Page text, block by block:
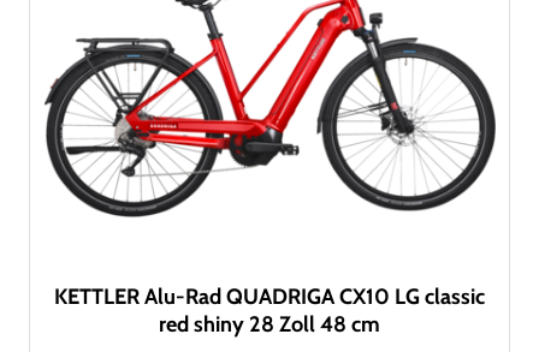
KETTLER Alu-Rad QUADRIGA CX10 LG classic
red shiny 28 Zoll 48 cm